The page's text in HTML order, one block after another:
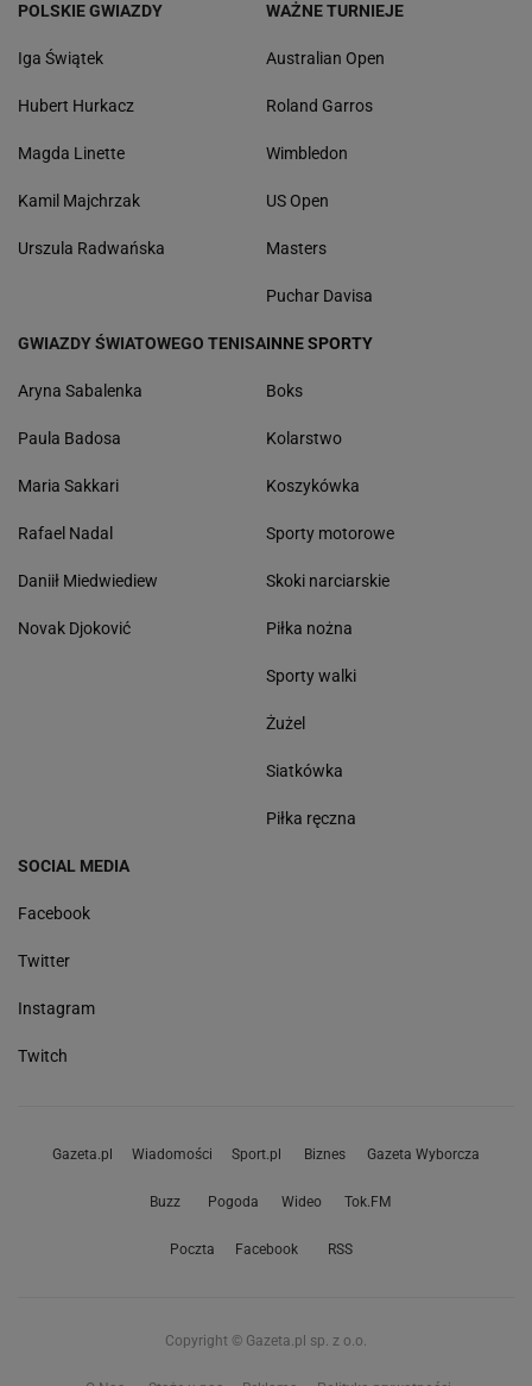
POLSKIE GWIAZDY
Iga Świątek
Hubert Hurkacz
Magda Linette
Kamil Majchrzak
Urszula Radwańska
WAŻNE TURNIEJE
Australian Open
Roland Garros
Wimbledon
US Open
Masters
Puchar Davisa
GWIAZDY ŚWIATOWEGO TENISA
Aryna Sabalenka
Paula Badosa
Maria Sakkari
Rafael Nadal
Daniił Miedwiediew
Novak Djoković
INNE SPORTY
Boks
Kolarstwo
Koszykówka
Sporty motorowe
Skoki narciarskie
Piłka nożna
Sporty walki
Żużel
Siatkówka
Piłka ręczna
SOCIAL MEDIA
Facebook
Twitter
Instagram
Twitch
Gazeta.pl Wiadomości Sport.pl Biznes Gazeta Wyborcza
Buzz Pogoda Wideo Tok.FM
Poczta Facebook RSS
Copyright © Gazeta.pl sp. z o.o.